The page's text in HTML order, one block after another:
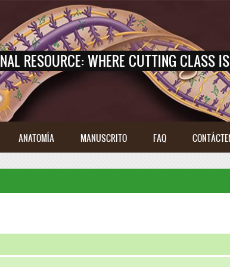
RESOURCE: WHERE CUTTING CLASS
ANATOMÍA MANUSCRITO FAQ